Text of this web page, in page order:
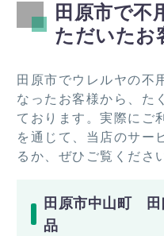
田原市で不
ただいたお
田原市でウレルヤの不
なったお客様から、た
ております。実際にご
を通じて、当店のサー
るか、ぜひご覧くださ
田原市中山町
品